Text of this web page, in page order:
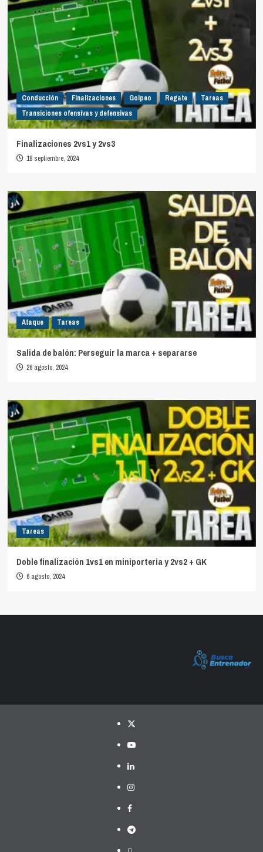
Conducción Finalizaciones Golpeo Regate
Tareas
Transiciones ofensivas y defensivas
Finalizaciones 2vs1 y 2vs3
18 septiembre, 2024
Ataque Tareas
Salida de balón: Perseguir la marca + separarse
26 agosto, 2024
Tareas
Doble finalización 1vs1 en miniporteria y 2vs2 + GK
6 agosto, 2024
Twitter
YouTube
LinkedIn
Instagram
Facebook
Telegram
PayPal